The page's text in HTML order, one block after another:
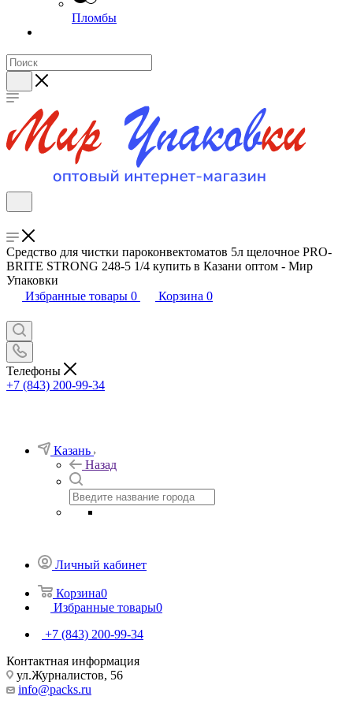
Пломбы
Средство для чистки пароконвектоматов 5л щелочное PRO-
BRITE STRONG 248-5 1/4 купить в Казани оптом - Мир
Упаковки
Избранные товары 0 Корзина 0
Телефоны
+7 (843) 200-99-34
Казань
Назад
Личный кабинет
Корзина0
Избранные товары0
+7 (843) 200-99-34
Контактная информация
ул.Журналистов, 56
info@packs.ru